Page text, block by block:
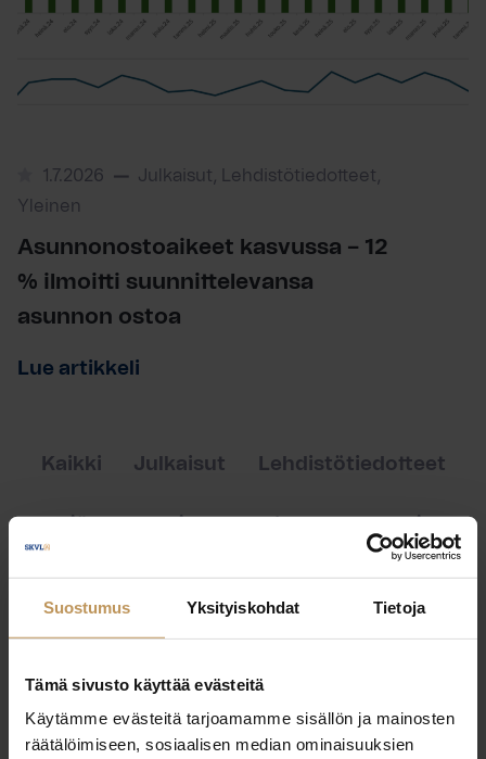
Suostumus Yksityiskohdat Tietoja
Tämä sivusto käyttää evästeitä
Käytämme evästeitä tarjoamamme sisällön ja mainosten
räätälöimiseen, sosiaalisen median ominaisuuksien
1.7.2026
Julkaisut, Lehdistötiedotteet,
Yleinen
Asunnonostoaikeet kasvussa – 12
% ilmoitti suunnittelevansa
asunnon ostoa
Lue artikkeli
Kaikki Julkaisut Lehdistötiedotteet